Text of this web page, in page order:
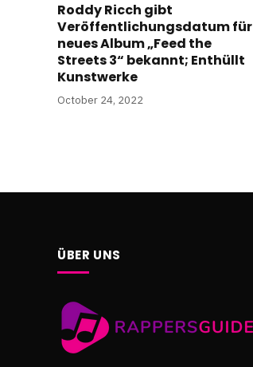
Roddy Ricch gibt
Veröffentlichungsdatum für
neues Album „Feed the
Streets 3“ bekannt; Enthüllt
Kunstwerke
October 24, 2022
ÜBER UNS